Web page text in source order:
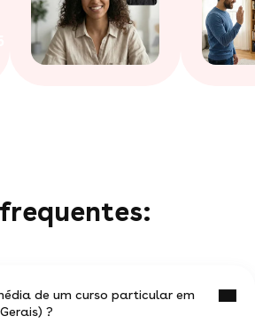
de um curso particular em
?